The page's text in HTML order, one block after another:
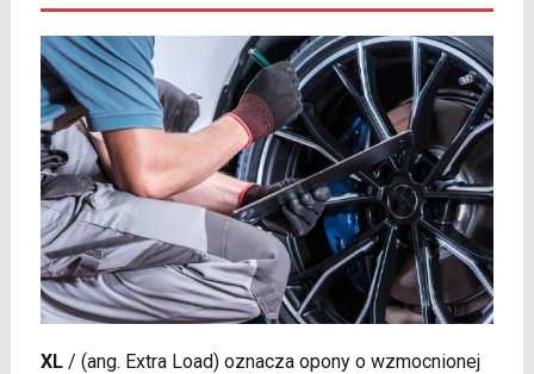
XL/ (ang. Extra Load) oznacza opony o wzmocnionej